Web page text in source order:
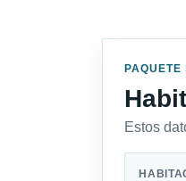
Estos